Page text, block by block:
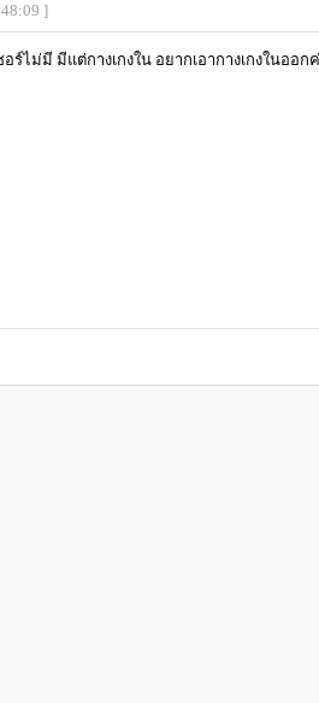
]
อร์ไม่มี มีแต่กางเกงใน อยากเอากางเกงในออ